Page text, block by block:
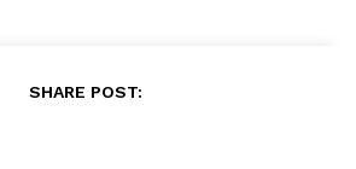
SHARE POST: